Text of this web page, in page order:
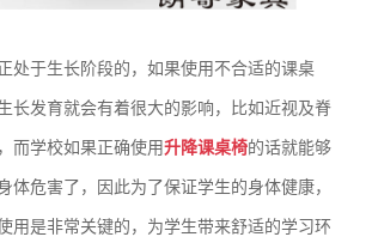
处于生长阶段的，如果使用不合适的课桌
长发育就会有着很大的影响，比如近视及脊
而学校如果正确使用升降课桌椅的话就能够
体危害了，因此为了保证学生的身体健康，
用是非常关键的，为学生带来舒适的学习环